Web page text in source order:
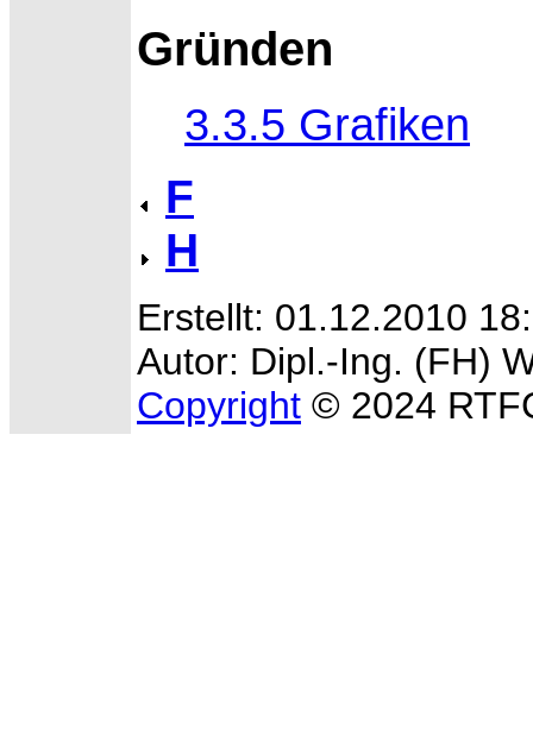
Gründen
3.3.5 Grafiken
F
H
Erstellt: 01.12.2010
Autor: Dipl.-Ing. (FH)
Copyright © 2024